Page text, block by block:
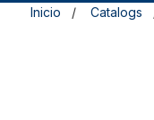
Inicio Catalogs